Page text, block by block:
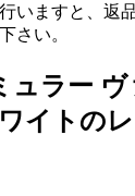
いますと、返
さい。
ュラー ヴ
イトの